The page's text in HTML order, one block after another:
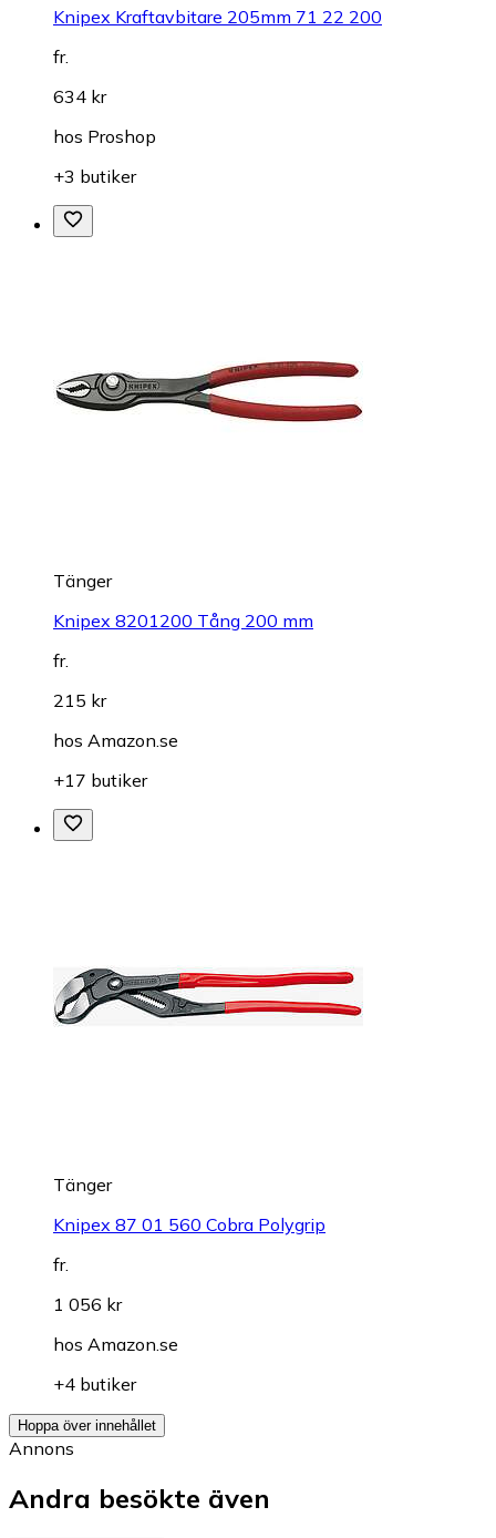
Knipex Kraftavbitare 205mm 71 22 200
fr.
634 kr
hos Proshop
+3 butiker
Tänger
Knipex 8201200 Tång 200 mm
fr.
215 kr
hos Amazon.se
+17 butiker
Tänger
Knipex 87 01 560 Cobra Polygrip
fr.
1 056 kr
hos Amazon.se
+4 butiker
Hoppa över innehållet
Annons
Andra besökte även